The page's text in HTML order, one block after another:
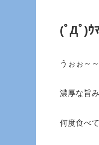
(ﾟДﾟ)ｳ
うぉぉ～
濃厚な旨
何度食べ